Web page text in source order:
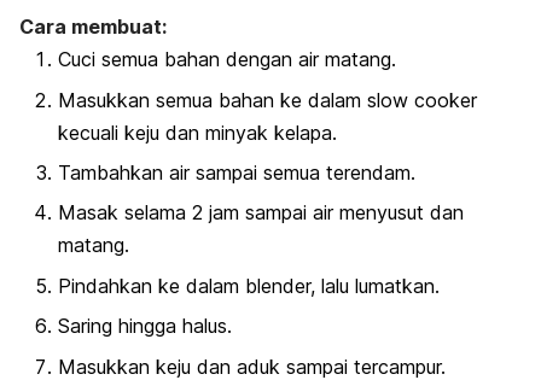
Cara membuat:
Cuci semua bahan dengan air matang.
Masukkan semua bahan ke dalam slow cooker
kecuali keju dan minyak kelapa.
Tambahkan air sampai semua terendam.
Masak selama 2 jam sampai air menyusut dan
matang.
Pindahkan ke dalam blender, lalu lumatkan.
Saring hingga halus.
Masukkan keju dan aduk sampai tercampur.